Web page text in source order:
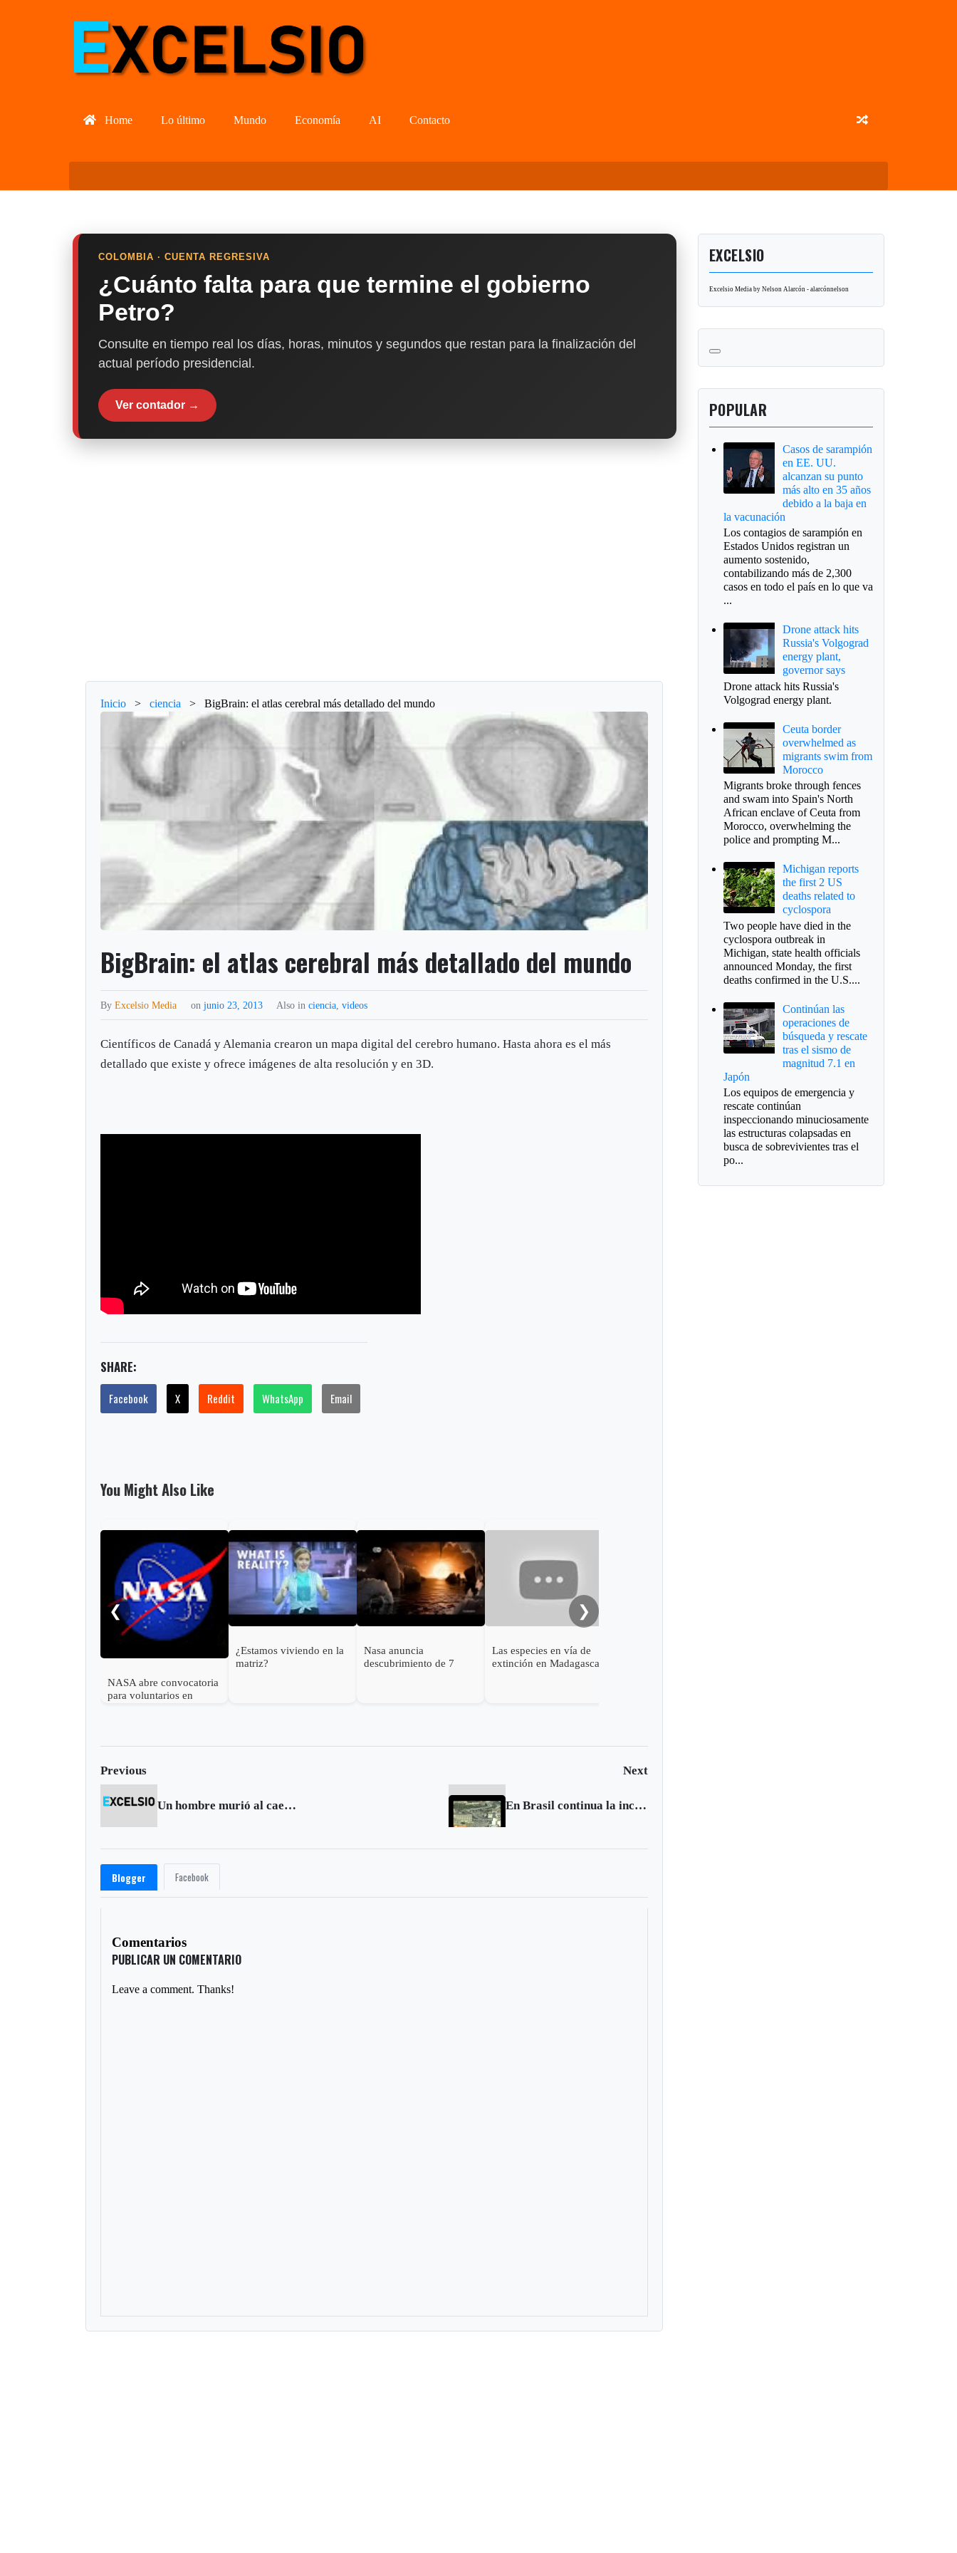
Home Lo último Mundo Economía AI Contacto
COLOMBIA · CUENTA REGRESIVA
¿Cuánto falta para que termine el gobierno
Petro?
Consulte en tiempo real los días, horas, minutos y segundos que restan para la finalización del
actual período presidencial.
Ver contador →
Inicio > ciencia > BigBrain: el atlas cerebral más detallado del mundo
BigBrain: el atlas cerebral más detallado del mundo
ByExcelsio Media onjunio 23, 2013 Also inciencia ,videos
Científicos de Canadá y Alemania crearon un mapa digital del cerebro humano. Hasta ahora es el más
detallado que existe y ofrece imágenes de alta resolución y en 3D.
SHARE:
Facebook X Reddit WhatsApp Email
You Might Also Like
❮
NASA abre convocatoria
para voluntarios en
¿Estamos viviendo en la
matriz?
Nasa anuncia
descubrimiento de 7
Las especies en vía de
extinción en Madagascar
❯
Previous Next
Un hombre murió al caer en su bicicleta en Chivatá En Brasil continua la inconformidad con Rousseff
Blogger Facebook
Comentarios
PUBLICAR UN COMENTARIO
Leave a comment. Thanks!
EXCELSIO
Excelsio Media by Nelson Alarcón - alarcónnelson
POPULAR
Casos de sarampión
en EE. UU.
alcanzan su punto
más alto en 35 años
debido a la baja en
la vacunación
Los contagios de sarampión en
Estados Unidos registran un
aumento sostenido,
contabilizando más de 2,300
casos en todo el país en lo que va
...
Drone attack hits
Russia's Volgograd
energy plant,
governor says
Drone attack hits Russia's
Volgograd energy plant.
Ceuta border
overwhelmed as
migrants swim from
Morocco
Migrants broke through fences
and swam into Spain's North
African enclave of Ceuta from
Morocco, overwhelming the
police and prompting M...
Michigan reports
the first 2 US
deaths related to
cyclospora
Two people have died in the
cyclospora outbreak in
Michigan, state health officials
announced Monday, the first
deaths confirmed in the U.S....
Continúan las
operaciones de
búsqueda y rescate
tras el sismo de
magnitud 7.1 en
Japón
Los equipos de emergencia y
rescate continúan
inspeccionando minuciosamente
las estructuras colapsadas en
busca de sobrevivientes tras el
po...